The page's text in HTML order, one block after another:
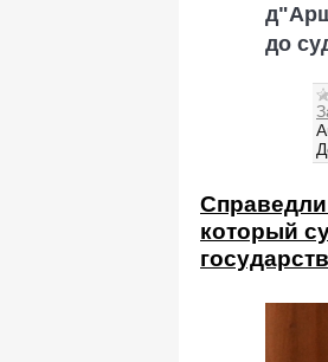
до
который